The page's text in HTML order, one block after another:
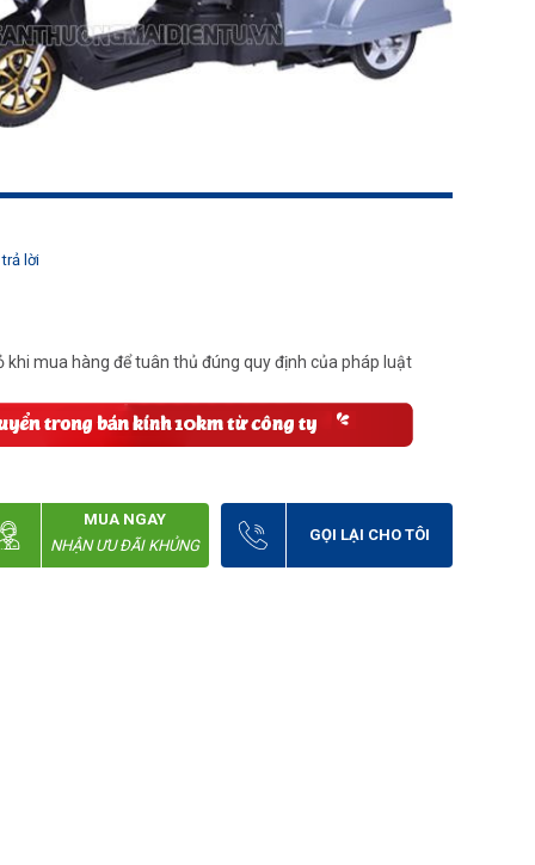
lời
khi mua hàng để tuân thủ đúng quy định của pháp luật
MUA NGAY
NHẬN ƯU ĐÃI KHỦNG
GỌI LẠI CHO TÔI